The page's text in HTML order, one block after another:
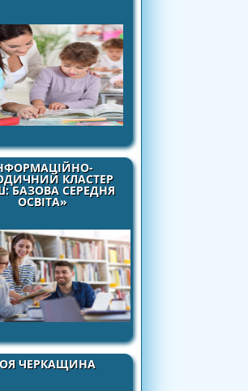
КЛАСТЕР
БАЗОВА СЕРЕДНЯ
ОСВІТА»
ЧЕРКАЩИНА